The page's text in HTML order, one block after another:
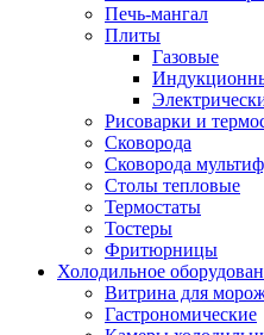
Печь-мангал
Плиты
Газовые
Рисоварки и
Сковорода
Сковорода
Столы тепловые
Термостаты
Тостеры
Фритюрницы
Холодильное
Витрина для
Гастрономические